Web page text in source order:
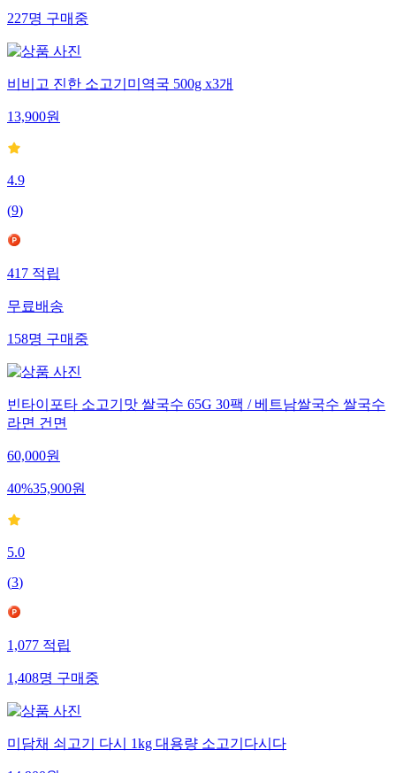
227명구매중
비비고 진한 소고기미역국 500g x3개
13,900원
4.9
(9)
417적립
무료배송
158명구매중
빈타이포타 소고기맛 쌀국수 65G 30팩 / 베트남쌀국수 쌀국수
라면 건면
60,000원
40%35,900원
5.0
(3)
1,077적립
1,408명구매중
미담채 쇠고기 다시 1kg 대용량 소고기다시다